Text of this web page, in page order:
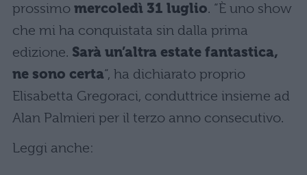
prossimo mercoledì 31 luglio. “È uno show
che mi ha conquistata sin dalla prima
edizione. Sarà un’altra estate fantastica,
ne sono certa“, ha dichiarato proprio
Elisabetta Gregoraci, conduttrice insieme ad
Alan Palmieri per il terzo anno consecutivo.
Leggi anche: